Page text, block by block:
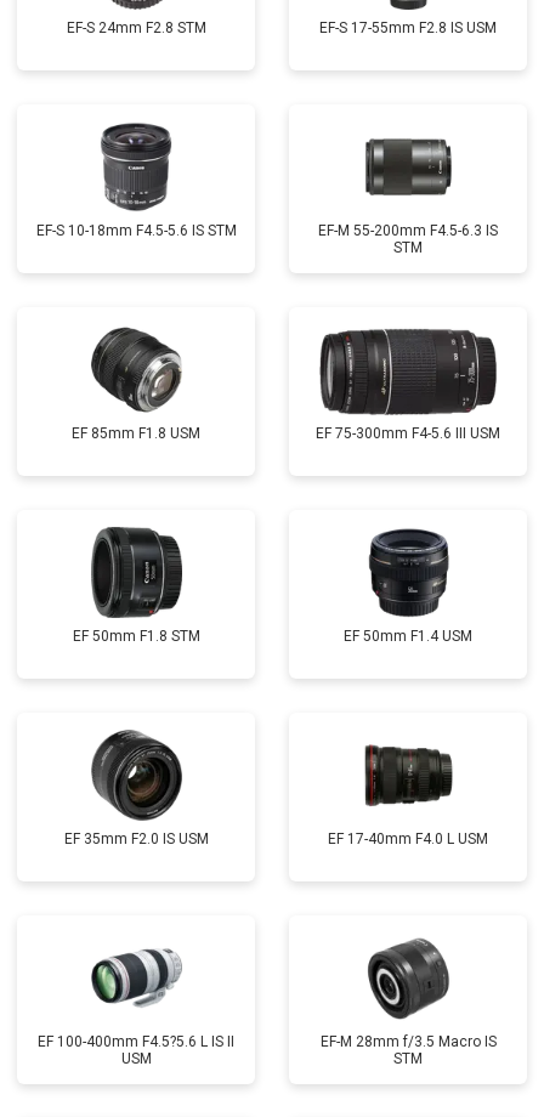
EF-S 24mm F2.8 STM EF-S 17-55mm F2.8 IS USM
EF-S 10-18mm F4.5-5.6 IS STM
EF-M 55-200mm F4.5-6.3 IS
STM
EF 85mm F1.8 USM EF 75-300mm F4-5.6 III USM
EF 50mm F1.8 STM EF 50mm F1.4 USM
EF 35mm F2.0 IS USM EF 17-40mm F4.0 L USM
EF 100-400mm F4.5?5.6 L IS II
USM
EF-M 28mm f/3.5 Macro IS
STM